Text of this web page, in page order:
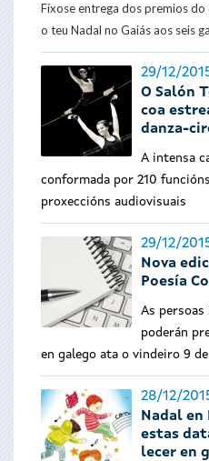
Fíxose entrega dos premios
o teu Nadal no Gaiás aos seis
29/12/
O Salón
coa
danza-
A intensa
conformada por 210
proxeccións audiovisuais
29/12/
Nova
Poesía
As
poderán
en galego ata o vindeiro 9
28/12/
Nadal en
estas
lecer en